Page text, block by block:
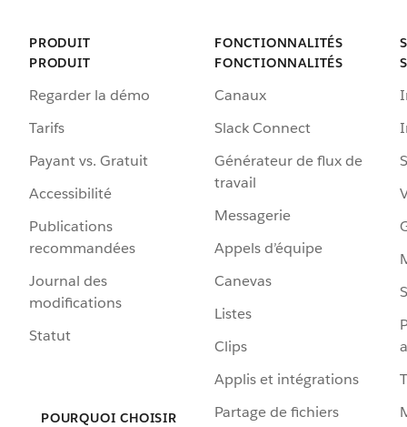
PRODUIT
PRODUIT
Regarder la démo
Tarifs
Payant vs. Gratuit
Accessibilité
Publications
recommandées
Journal des
modifications
Statut
POURQUOI CHOISIR
FONCTIONNALITÉS
FONCTIONNALITÉS
Canaux
Slack Connect
Générateur de flux de
travail
Messagerie
Appels d’équipe
Canevas
Listes
Clips
Applis et intégrations
Partage de fichiers